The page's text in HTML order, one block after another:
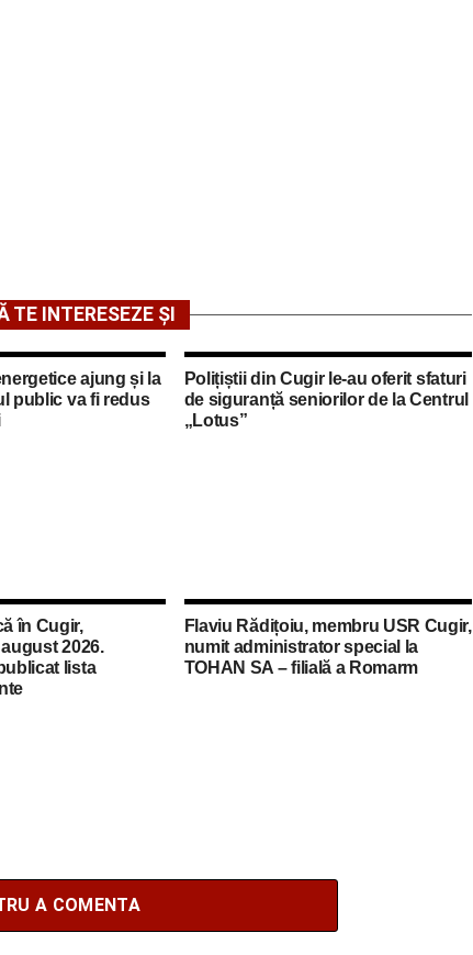
TE INTERESEZE ȘI
ajung și la
public va fi redus
Polițiștii din Cugir le-au oferit sfaturi
de siguranță seniorilor de la Centrul
„Lotus”
în Cugir,
2026.
lista
Flaviu Rădițoiu, membru USR Cugir,
numit administrator special la
TOHAN SA – filială a Romarm
A COMENTA